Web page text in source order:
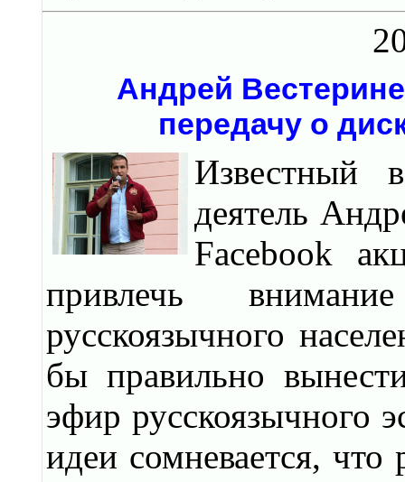
Андрей
передачу о
Известный
деятель
Facebook
привлечь
русскоязычного
бы правильно
эфир русскоязычного
идеи сомневается, что